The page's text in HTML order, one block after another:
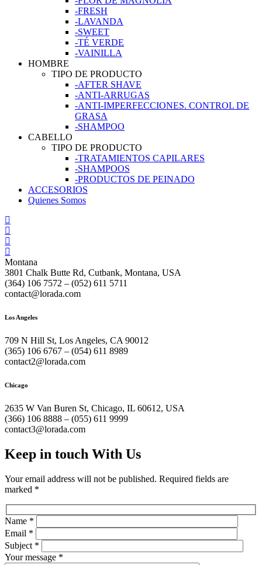
-FRESH
-LAVANDA
-SWEET
-TÉ VERDE
-VAINILLA
HOMBRE
TIPO DE PRODUCTO
-AFTER SHAVE
-ANTI-ARRUGAS
-ANTI-IMPERFECCIONES. CONTROL DE
GRASA
-SHAMPOO
CABELLO
TIPO DE PRODUCTO
-TRATAMIENTOS CAPILARES
-SHAMPOOS
-PRODUCTOS DE PEINADO
ACCESORIOS
Quienes Somos
Montana
3801 Chalk Butte Rd, Cutbank, Montana, USA
(364) 106 7572 – (052) 611 5711
contact@lorada.com
Los Angeles
709 N Hill St, Los Angeles, CA 90012
(365) 106 6767 – (054) 611 8989
contact2@lorada.com
Chicago
2635 W Van Buren St, Chicago, IL 60612, USA
(366) 106 8888 – (055) 611 9999
contact3@lorada.com
Keep in touch With Us
Your email address will not be published. Required fields are
marked *
Name *
Email *
Subject *
Your message *